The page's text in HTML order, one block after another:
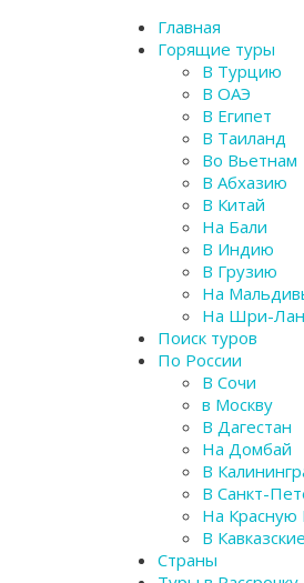
Главная
Горящие туры
В Турцию
В ОАЭ
В Египет
В Таиланд
Во Вьетнам
В Абхазию
В Китай
На Бали
В Индию
В Грузию
На
На Шри-
Поиск туров
По России
В Сочи
в Москву
В Дагестан
На Домбай
В
В Санкт-
На Красную
В
Страны